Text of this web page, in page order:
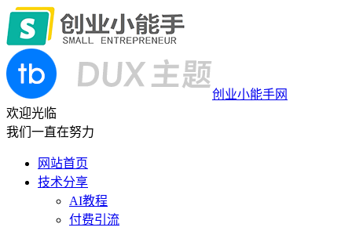
创业小能手网
欢迎光临
我们一直在努力
网站首页
技术分享
AI教程
付费引流